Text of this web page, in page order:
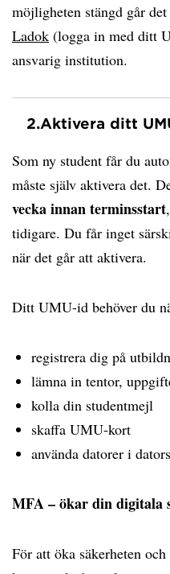
möjligheten stängd går
Ladok (logga in med ditt
ansvarig institution.
2.Aktivera ditt
Som ny student får du
måste själv aktivera det.
vecka innan terminsstart
tidigare. Du får inget
när det går att aktivera.
Ditt UMU-id behöver du
registrera dig på
lämna in tentor,
kolla din studentmejl
skaffa UMU-kort
använda datorer i
MFA – ökar din digitala
För att öka säkerheten